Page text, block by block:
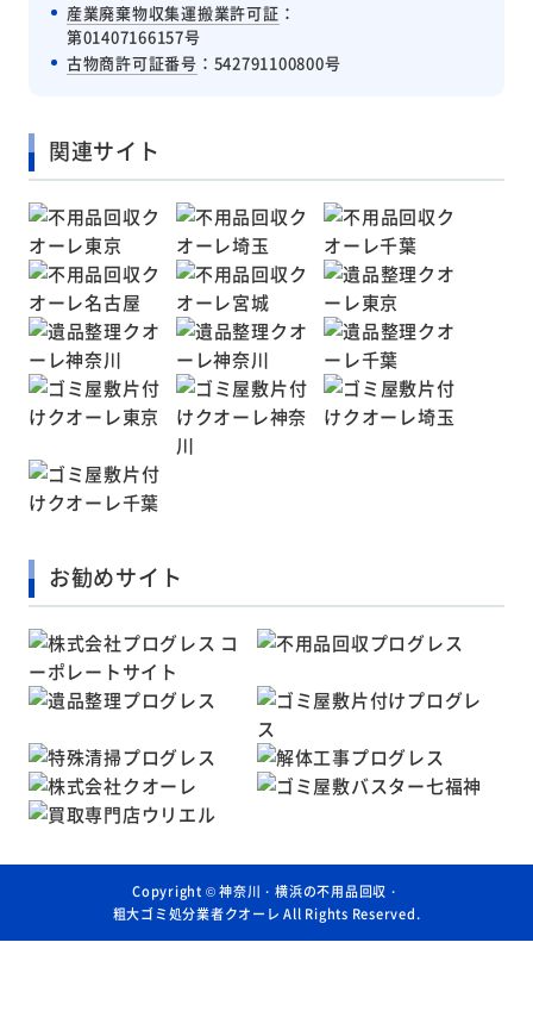
産業廃棄物収集運搬業許可証 ：
第01407166157号
古物商許可証番号 ：542791100800号
関連サイト
お勧めサイト
Copyright ©神奈川・横浜の不用品回収・
粗大ゴミ処分業者クオーレ All Rights Reserved.